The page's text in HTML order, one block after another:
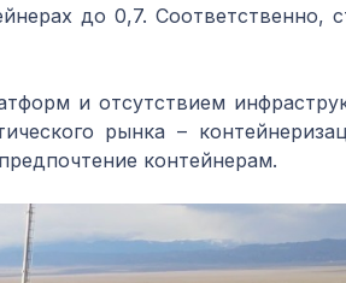
до 0,7. Соответственно,
и отсутствием
рынка –
контейнерам.